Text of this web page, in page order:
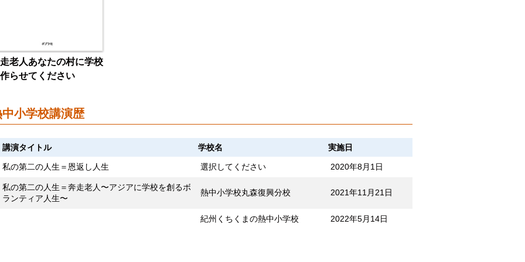
老人あなたの村に学校
らせてください
中小学校講演歴
講演タイトル 学校名 実施日
私の第二の人生＝恩返し人生 選択してください 2020年8月1日
私の第二の人生＝奔走老人〜アジアに学校を創るボ
ランティア人生〜
熱中小学校丸森復興分校 2021年11月21日
紀州くちくまの熱中小学校 2022年5月14日